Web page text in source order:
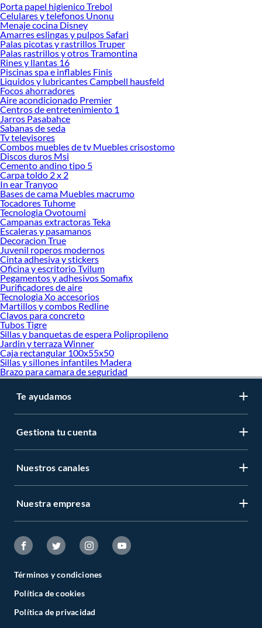
necesario para cada uno de tus proyectos en las mejores marcas de calidad y con
garantía.
Precios de Muebles altos y bajos de Cocina en Sodimac Perú
Si buscar ahorrar, estás en la tienda correcta porque en Sodimac tenemos
nuestra política de precios bajos garantizados en Muebles altos y bajos de
Cocina, así que no dudes más y compra online este producto con sus
complementos para que termines tu proyecto al 100% a un costo económico.
Además, elige entre las opciones de delivery o recojo en tienda.
Las mejores marcas de Muebles altos y bajos de Cocina
Sabemos que la calidad, confianza y seguridad son factores importantes al
momento de decidir qué modelo comprar, por ello contamos con una amplia
oferta de marcas prestigiosas y reconocidas en Muebles altos y bajos de Cocina.
De esta manera, inviertes en durabilidad, rendimiento, excelencia y satisfacción
garantizada.
Porta papel higienico Trebol
Celulares y telefonos Unonu
Menaje cocina Disney
Amarres eslingas y pulpos Safari
Palas picotas y rastrillos Truper
Palas rastrillos y otros Tramontina
Rines y llantas 16
Piscinas spa e inflables Finis
Liquidos y lubricantes Campbell hausfeld
Focos ahorradores
Aire acondicionado Premier
Centros de entretenimiento 1
Jarros Pasabahce
Sabanas de seda
Tv televisores
Combos muebles de tv Muebles crisostomo
Discos duros Msi
Cemento andino tipo 5
Carpa toldo 2 x 2
In ear Tranyoo
Bases de cama Muebles macrumo
Tocadores Tuhome
Tecnologia Ovotoumi
Campanas extractoras Teka
Escaleras y pasamanos
Decoracion True
Juvenil roperos modernos
Cinta adhesiva y stickers
Oficina y escritorio Tvilum
Pegamentos y adhesivos Somafix
Purificadores de aire
Tecnologia Xo accesorios
Martillos y combos Redline
Clavos para concreto
Tubos Tigre
Sillas y banquetas de espera Polipropileno
Jardin y terraza Winner
Caja rectangular 100x55x50
Sillas y sillones infantiles Madera
Brazo para camara de seguridad
Te ayudamos
Gestiona tu cuenta
Nuestros canales
Nuestra empresa
Términos y condiciones
Política de cookies
Política de privacidad